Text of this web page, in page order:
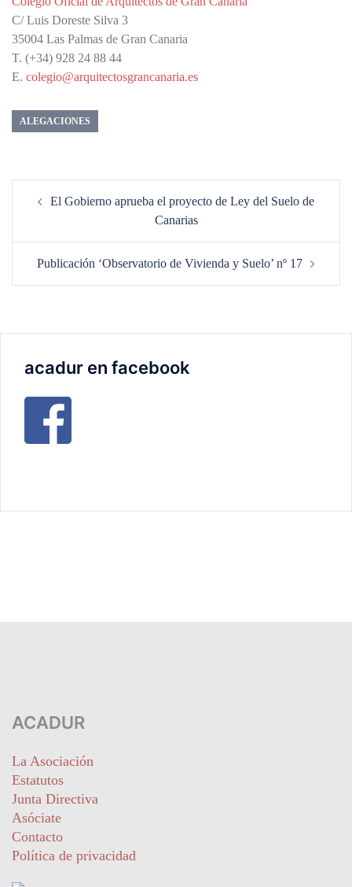
C/ Luis Doreste Silva 3
35004 Las Palmas de Gran Canaria
T. (+34) 928 24 88 44
E. colegio@arquitectosgrancanaria.es
ALEGACIONES
El Gobierno aprueba el proyecto de Ley del Suelo de
Canarias
Publicación ‘Observatorio de Vivienda y Suelo’ nº 17
acadur en facebook
ACADUR
La Asociación
Estatutos
Junta Directiva
Asóciate
Contacto
Política de privacidad